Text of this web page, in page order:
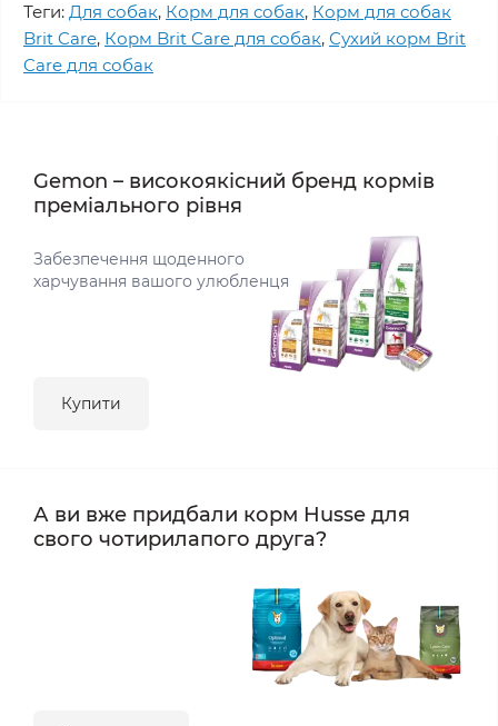
Теги: Для собак, Корм для собак, Корм для собак
Brit Care, Корм Brit Care для собак, Сухий корм Brit
Care для собак
Gemon – високоякісний бренд кормів
преміального рівня
Забезпечення щоденного
харчування вашого улюбленця
Купити
А ви вже придбали корм Husse для
свого чотирилапого друга?